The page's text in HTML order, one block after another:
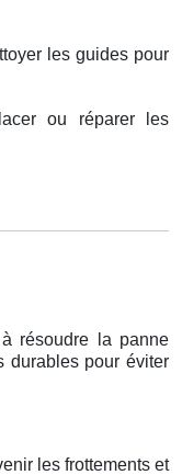
les guides pour
ou réparer les
résoudre la panne
durables pour éviter
les frottements et